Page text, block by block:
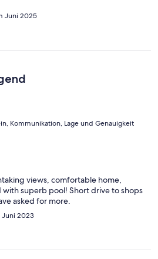
Juni 2025
Kommunikation, Lage und Genauigkeit
views, comfortable home,
superb pool! Short drive to shops
asked for more.
Juni 2023